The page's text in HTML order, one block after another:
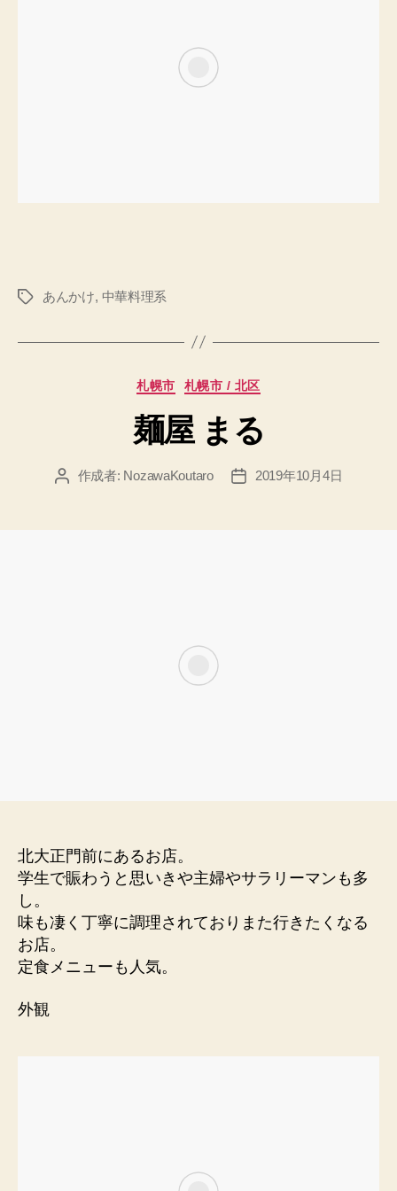
タ
あんかけ, 中華料理系
カ
ゴ
リ
札幌市 札幌市 / 北区
麺屋 まる
投 作成者: NozawaKoutaro
投
2019年10月4日
北大正門前にあるお店。
学生で賑わうと思いきや主婦やサラリーマンも多
し。
味も凄く丁寧に調理されておりまた行きたくなる
お店。
定食メニューも人気。
外観